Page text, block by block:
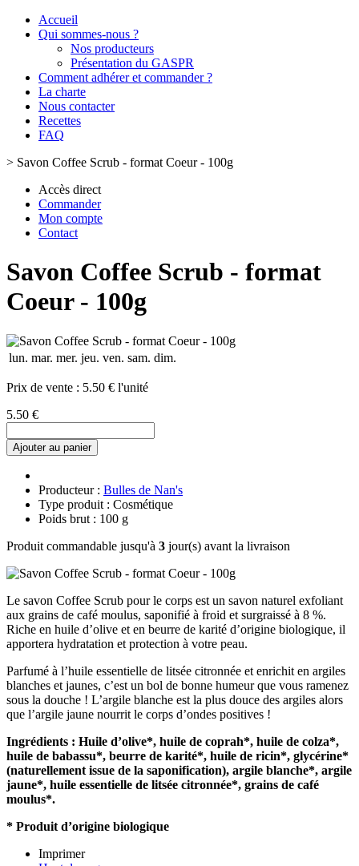
Accueil
Qui sommes-nous ?
Nos producteurs
Présentation du GASPR
Comment adhérer et commander ?
La charte
Nous contacter
Recettes
FAQ
> Savon Coffee Scrub - format Coeur - 100g
Accès direct
Commander
Mon compte
Contact
Savon Coffee Scrub - format
Coeur - 100g
lun. mar. mer. jeu. ven. sam. dim.
Prix de vente : 5.50 € l'unité
5.50 €
Ajouter au panier
Producteur : Bulles de Nan's
Type produit : Cosmétique
Poids brut : 100 g
Produit commandable jusqu'à 3 jour(s) avant la livraison
Le savon Coffee Scrub pour le corps est un savon naturel exfoliant
aux grains de café moulus, saponifié à froid et surgraissé à 8 %.
Riche en huile d’olive et en beurre de karité d’origine biologique, il
apportera hydratation et protection à votre peau.
Parfumé à l’huile essentielle de litsée citronnée et enrichit en argiles
blanches et jaunes, c’est un bol de bonne humeur que vous ramenez
sous la douche ! L’argile blanche est la plus douce des argiles alors
que l’argile jaune nourrit le corps d’ondes positives !
Ingrédients : Huile d’olive*, huile de coprah*, huile de colza*,
huile de babassu*, beurre de karité*, huile de ricin*, glycérine*
(naturellement issue de la saponification), argile blanche*, argile
jaune*, huile essentielle de litsée citronnée*, grains de café
moulus*.
* Produit d’origine biologique
Imprimer